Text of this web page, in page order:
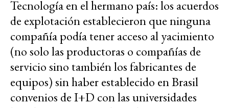
Tecnología en el hermano país: los acuerdos
de explotación establecieron que ninguna
compañía podía tener acceso al yacimiento
(no solo las productoras o compañías de
servicio sino también los fabricantes de
equipos) sin haber establecido en Brasil
convenios de I+D con las universidades